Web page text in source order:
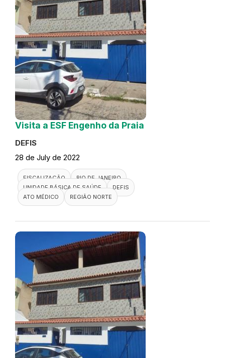
Visita a ESF Engenho da Praia
DEFIS
28 de July de 2022
FISCALIZAÇÃO
RIO DE JANEIRO
UNIDADE BÁSICA DE SAÚDE
DEFIS
ATO MÉDICO
REGIÃO NORTE